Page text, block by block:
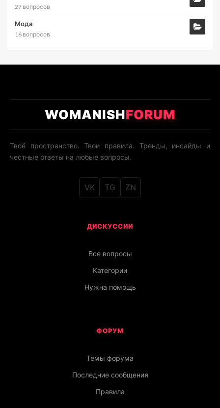
27 вопросов
Мода
16 вопросов
WOMANISHFORUM
Твоё пространство. Твои правила. Тренды, инсайды и
честные ответы на любые вопросы.
VK TG ZN
ДИСКУССИИ
Все вопросы
Категории
Нужна помощь
ФОРУМ
Темы форума
Последние сообщения
Правила